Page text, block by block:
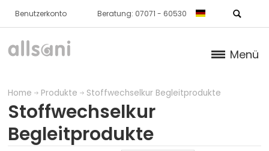
Benutzerkonto Beratung: 07071 - 60530
Menü
KNORPEL / KNOCHEN / BINDEGEWEBE
HAUT
Home Produkte Stoffwechselkur Begleitprodukte
Stoffwechselkur
Begleitprodukte